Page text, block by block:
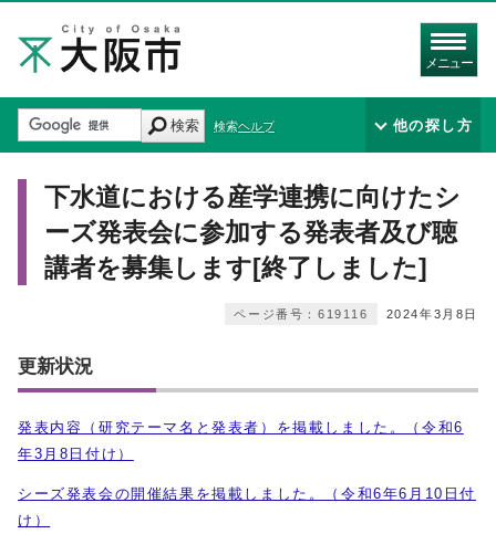
メニュー
検索 検索ヘルプ 他の探し方
下水道における産学連携に向けたシ
ーズ発表会に参加する発表者及び聴
講者を募集します[終了しました]
2024年3月8日
ページ番号：619116
更新状況
発表内容（研究テーマ名と発表者）を掲載しました。（令和6
年3月8日付け）
シーズ発表会の開催結果を掲載しました。（令和6年6月10日付
け）